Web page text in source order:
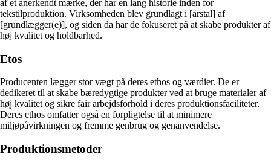
af et anerkendt mærke, der har en lang historie inden for
tekstilproduktion. Virksomheden blev grundlagt i [årstal] af
[grundlægger(e)], og siden da har de fokuseret på at skabe produkter af
høj kvalitet og holdbarhed.
Etos
Producenten lægger stor vægt på deres ethos og værdier. De er
dedikeret til at skabe bæredygtige produkter ved at bruge materialer af
høj kvalitet og sikre fair arbejdsforhold i deres produktionsfaciliteter.
Deres ethos omfatter også en forpligtelse til at minimere
miljøpåvirkningen og fremme genbrug og genanvendelse.
Produktionsmetoder